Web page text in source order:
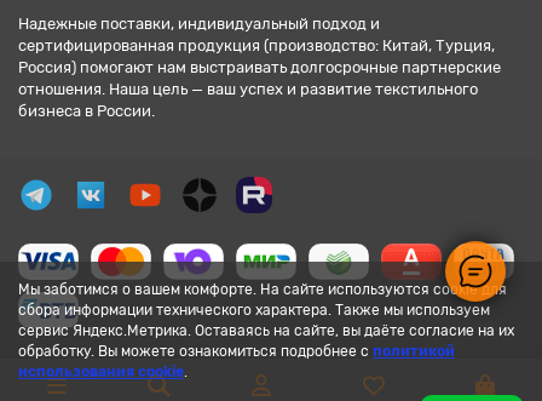
Мы заботимся о вашем комфорте. На сайте используются cookie для
сбора информации технического характера. Также мы используем
сервис Яндекс.Метрика. Оставаясь на сайте, вы даёте согласие на их
обработку. Вы можете ознакомиться подробнее с политикой
использования cookie.
Надежные поставки, индивидуальный подход и
сертифицированная продукция (производство: Китай, Турция,
Россия) помогают нам выстраивать долгосрочные партнерские
отношения. Наша цель — ваш успех и развитие текстильного
бизнеса в России.